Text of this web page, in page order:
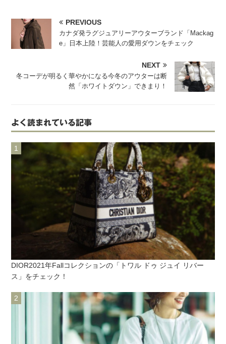
PREVIOUS
カナダ発ラグジュアリーアウターブランド「Mackag
e」日本上陸！芸能人の愛用ダウンをチェック
NEXT
冬コーデが明るく華やかになる今冬のアウターは断
然「ホワイトダウン」できまり！
よく読まれている記事
DIOR2021年Fallコレクションの「トワル ドゥ ジュイ リバー
ス」をチェック！